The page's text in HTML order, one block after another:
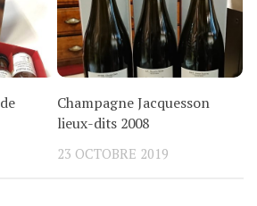
Champagne Jacquesson
lieux-dits 2008
23 OCTOBRE 2019